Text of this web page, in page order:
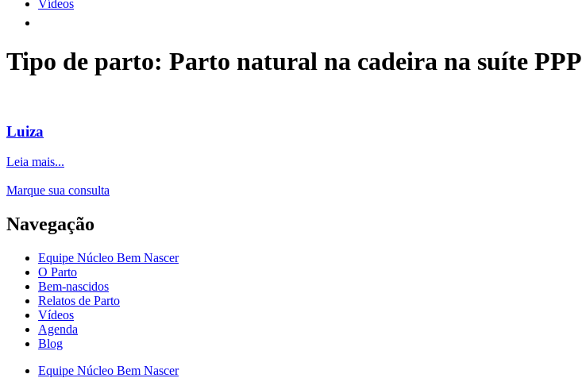
Vídeos
Tipo de parto: Parto natural na cadeira na suíte PPP
Luiza
Leia mais...
Marque sua consulta
Navegação
Equipe Núcleo Bem Nascer
O Parto
Bem-nascidos
Relatos de Parto
Vídeos
Agenda
Blog
Equipe Núcleo Bem Nascer